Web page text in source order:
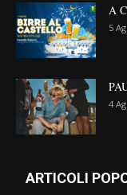
A
5
4
ARTICOLI